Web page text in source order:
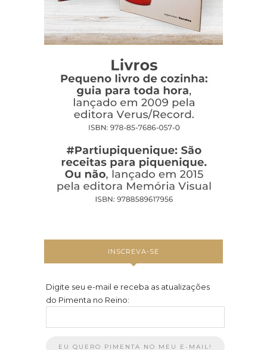
INSCREVA-SE
Digite seu e-mail e receba as atualizações
do Pimenta no Reino: